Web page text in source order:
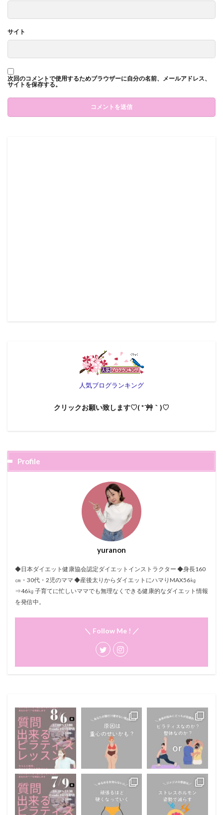
サイト
次回のコメントで使用するためブラウザーに自分の名前、メールアドレス、
サイトを保存する。
人気ブログランキング
クリックお願い致します♡( *´艸｀)♡
Profile
yuranon
◆日本ダイエット健康協会認定ダイエットインストラクター ◆身長160
㎝・30代・2児のママ ◆産後太りからダイエットにハマりMAX56㎏
⇒46㎏ 子育てに忙しいママでも無理なくできる健康的なダイエット情報
を発信中。
＼ Follow Me ! ／